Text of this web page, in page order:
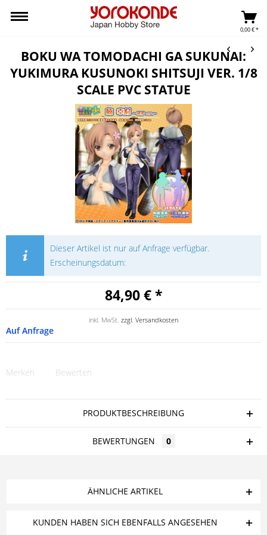
0,00 € *
BOKU WA TOMODACHI GA SUKUNAI:
YUKIMURA KUSUNOKI SHITSUJI VER. 1/8
SCALE PVC STATUE
Dieser Artikel ist nur auf Anfrage verfügbar.
Erscheinungsdatum:
84,90 € *
inkl. MwSt. zzgl. Versandkosten
Auf Anfrage
Merken Bewerten
PRODUKTBESCHREIBUNG
BEWERTUNGEN 0
ÄHNLICHE ARTIKEL
KUNDEN HABEN SICH EBENFALLS ANGESEHEN